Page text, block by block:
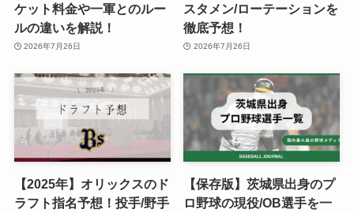
ケット料金や一軍とのルー
ルの違いを解説！
2026年7月26日
スタメン/ローテーションを
徹底予想！
2026年7月26日
【2025年】オリックスのド
ラフト指名予想！投手/野手
【保存版】茨城県出身のプ
ロ野球の現役/OB選手を一